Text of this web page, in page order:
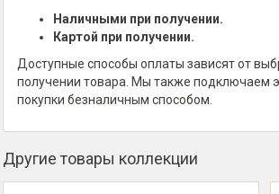
Наличными при получении.
Картой при получении.
Доступные способы оплаты зависят от
получении товара. Мы также подключаем
покупки безналичным способом.
Другие товары коллекции